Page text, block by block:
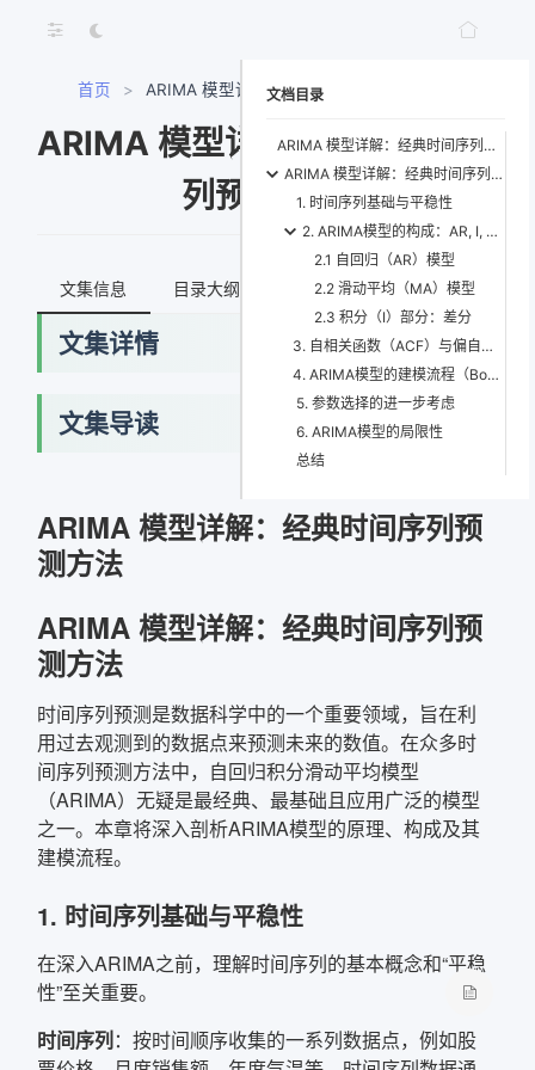
首页 > ARIMA 模型详解：经典时间序列预测方法
ARIMA 模型详解：经典时间序
列预测方法
文集信息 目录大纲 最新文档 知识宇宙
文集详情
文集导读
ARIMA 模型详解：经典时间序列预
测方法
ARIMA 模型详解：经典时间序列预
测方法
时间序列预测是数据科学中的一个重要领域，旨在利
用过去观测到的数据点来预测未来的数值。在众多时
间序列预测方法中，自回归积分滑动平均模型
（ARIMA）无疑是最经典、最基础且应用广泛的模型
之一。本章将深入剖析ARIMA模型的原理、构成及其
建模流程。
1. 时间序列基础与平稳性
在深入ARIMA之前，理解时间序列的基本概念和“平稳
性”至关重要。
时间序列：按时间顺序收集的一系列数据点，例如股
文档目录
ARIMA 模型详解：经典时间序列预测方法
ARIMA 模型详解：经典时间序列预测方法
1. 时间序列基础与平稳性
2. ARIMA模型的构成：AR, I, MA
2.1 自回归（AR）模型
2.2 滑动平均（MA）模型
2.3 积分（I）部分：差分
3. 自相关函数（ACF）与偏自相关函数（PACF）
4. ARIMA模型的建模流程（Box-Jenkins 方法）
5. 参数选择的进一步考虑
6. ARIMA模型的局限性
总结